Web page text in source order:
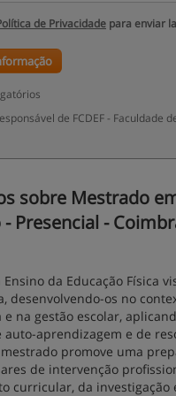
de Privacidade para enviar
de FCDEF - Faculdade
sobre Mestrado
Presencial -
da Educação Física
desenvolvendo-os no
e na gestão escolar,
auto-aprendizagem e de
promove uma
de intervenção
curricular, da